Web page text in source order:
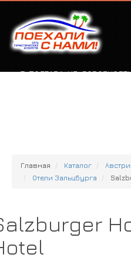
Г. ПОЛТАВА, УЛ.
Главная Каталог
Отели Зальцбурга